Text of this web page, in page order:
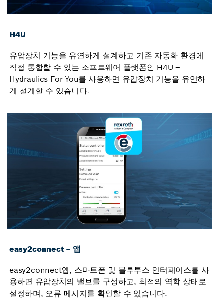
H4U
유압장치 기능을 유연하게 설계하고 기존 자동화 환경에
직접 통합할 수 있는 소프트웨어 플랫폼인 H4U –
Hydraulics For You를 사용하면 유압장치 기능을 유연하
게 설계할 수 있습니다.
easy2connect – 앱
easy2connect앱, 스마트폰 및 블루투스 인터페이스를 사
용하면 유압장치의 밸브를 구성하고, 최적의 역학 상태로
설정하며, 오류 메시지를 확인할 수 있습니다.